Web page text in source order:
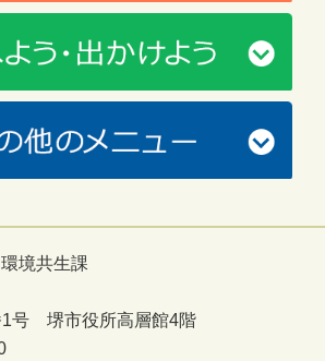
境共生課
1号 堺市役所高層館4階